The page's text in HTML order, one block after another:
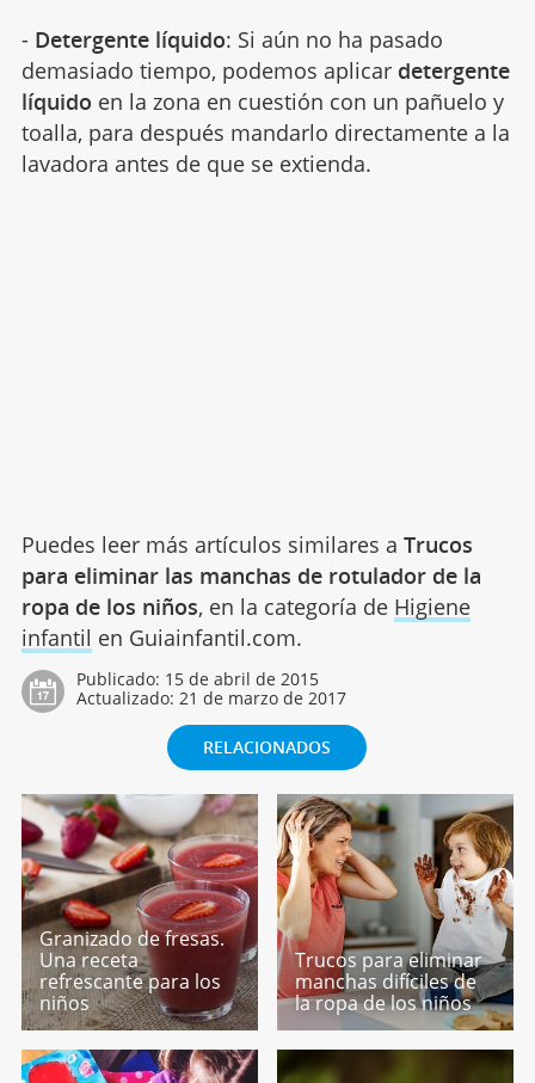
- Detergente líquido: Si aún no ha pasado
demasiado tiempo, podemos aplicar detergente
líquido en la zona en cuestión con un pañuelo y
toalla, para después mandarlo directamente a la
lavadora antes de que se extienda.
Puedes leer más artículos similares a Trucos
para eliminar las manchas de rotulador de la
ropa de los niños, en la categoría de Higiene
infantil en Guiainfantil.com.
Publicado: 15 de abril de 2015
Actualizado: 21 de marzo de 2017
RELACIONADOS
Granizado de fresas.
Una receta
refrescante para los
niños
Trucos para eliminar
manchas difíciles de
la ropa de los niños